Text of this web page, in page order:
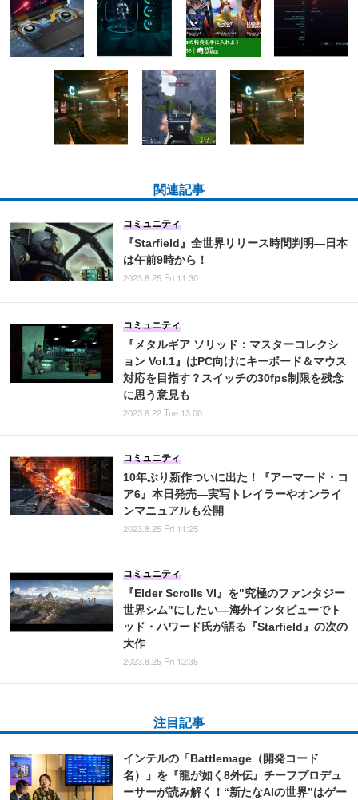
関連記事
『Starfield』全世界リリース時間判明―日本
は午前9時から！
コミュニティ
2023.8.25 Fri 11:30
『メタルギア ソリッド：マスターコレクシ
ョン Vol.1』はPC向けにキーボード＆マウス
対応を目指す？スイッチの30fps制限を残念
に思う意見も
コミュニティ
2023.8.22 Tue 13:00
10年ぶり新作ついに出た！『アーマード・コ
ア6』本日発売―実写トレイラーやオンライ
ンマニュアルも公開
コミュニティ
2023.8.25 Fri 11:25
『Elder Scrolls VI』を"究極のファンタジー
世界シム"にしたい―海外インタビューでト
ッド・ハワード氏が語る『Starfield』の次の
大作
コミュニティ
2023.8.25 Fri 12:35
注目記事
インテルの「Battlemage（開発コード
名）」を『龍が如く8外伝』チーフプロデュ
ーサーが読み解く！“新たなAIの世界”はゲー